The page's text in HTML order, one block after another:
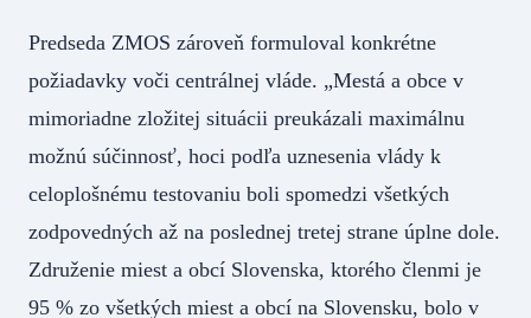
Predseda ZMOS zároveň formuloval konkrétne
požiadavky voči centrálnej vláde. „Mestá a obce v
mimoriadne zložitej situácii preukázali maximálnu
možnú súčinnosť, hoci podľa uznesenia vlády k
celoplošnému testovaniu boli spomedzi všetkých
zodpovedných až na poslednej tretej strane úplne dole.
Združenie miest a obcí Slovenska, ktorého členmi je
95 % zo všetkých miest a obcí na Slovensku, bolo v